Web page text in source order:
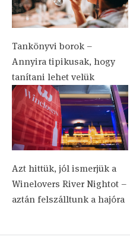
Tankönyvi borok –
Annyira tipikusak, hogy
tanítani lehet velük
Azt hittük, jól ismerjük a
Winelovers River Nightot –
aztán felszálltunk a hajóra